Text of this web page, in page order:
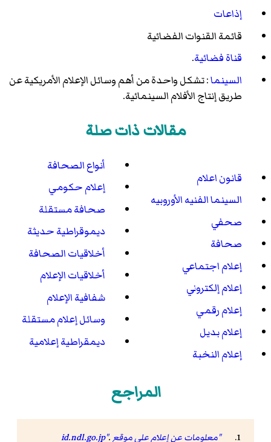
إذاعات
قائمة القنوات الفضائية
قناة فضائية.
السينما: تشكل واحدة من أهم وسائل الإعلام الأمريكية عن
طريق إنتاج الأفلام السينمائية.
مقالات ذات صلة
قانون اعلام
السينما الفنيه الأوروبيه
صحفي
صحافة
إعلام اجتماعي
إعلام إلكتروني
إعلام رقمي
إعلام بديل
إعلام النخبة
أنواع الصحافة
إعلام حكومي
صحافة مستقلة
ديموقراطية حديثة
أخلاقيات الصحافة
أخلاقيات الإعلام
شفافية الإعلام
وسائل إعلام مستقلة
ديمقراطية إعلامية
المراجع
"معلومات عن إعلام على موقع id.ndl.go.jp".